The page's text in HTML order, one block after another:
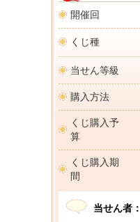
開催回
くじ種
当せん等級
購入方法
くじ購入予
算
くじ購入期
間
当せん者：